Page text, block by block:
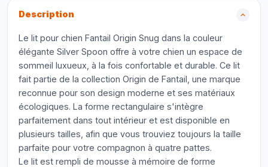
Description
Le lit pour chien Fantail Origin Snug dans la couleur
élégante Silver Spoon offre à votre chien un espace de
sommeil luxueux, à la fois confortable et durable. Ce lit
fait partie de la collection Origin de Fantail, une marque
reconnue pour son design moderne et ses matériaux
écologiques. La forme rectangulaire s'intègre
parfaitement dans tout intérieur et est disponible en
plusieurs tailles, afin que vous trouviez toujours la taille
parfaite pour votre compagnon à quatre pattes.
Le lit est rempli de mousse à mémoire de forme